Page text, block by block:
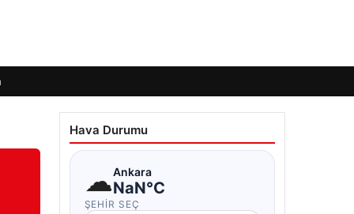
Hava Durumu
☁Ankara
NaN°C
ŞEHIR SEÇ